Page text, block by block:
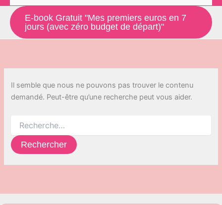
E-book Gratuit "Mes premiers euros en 7
jours (avec zéro budget de départ)"
Il semble que nous ne pouvons pas trouver le contenu
demandé. Peut-être qu’une recherche peut vous aider.